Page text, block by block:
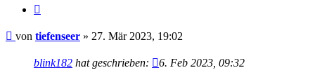
Beitrag
von tiefenseer » 27. Mär 2023, 19:02
blink182 hat geschrieben: 6. Feb 2023, 09:32